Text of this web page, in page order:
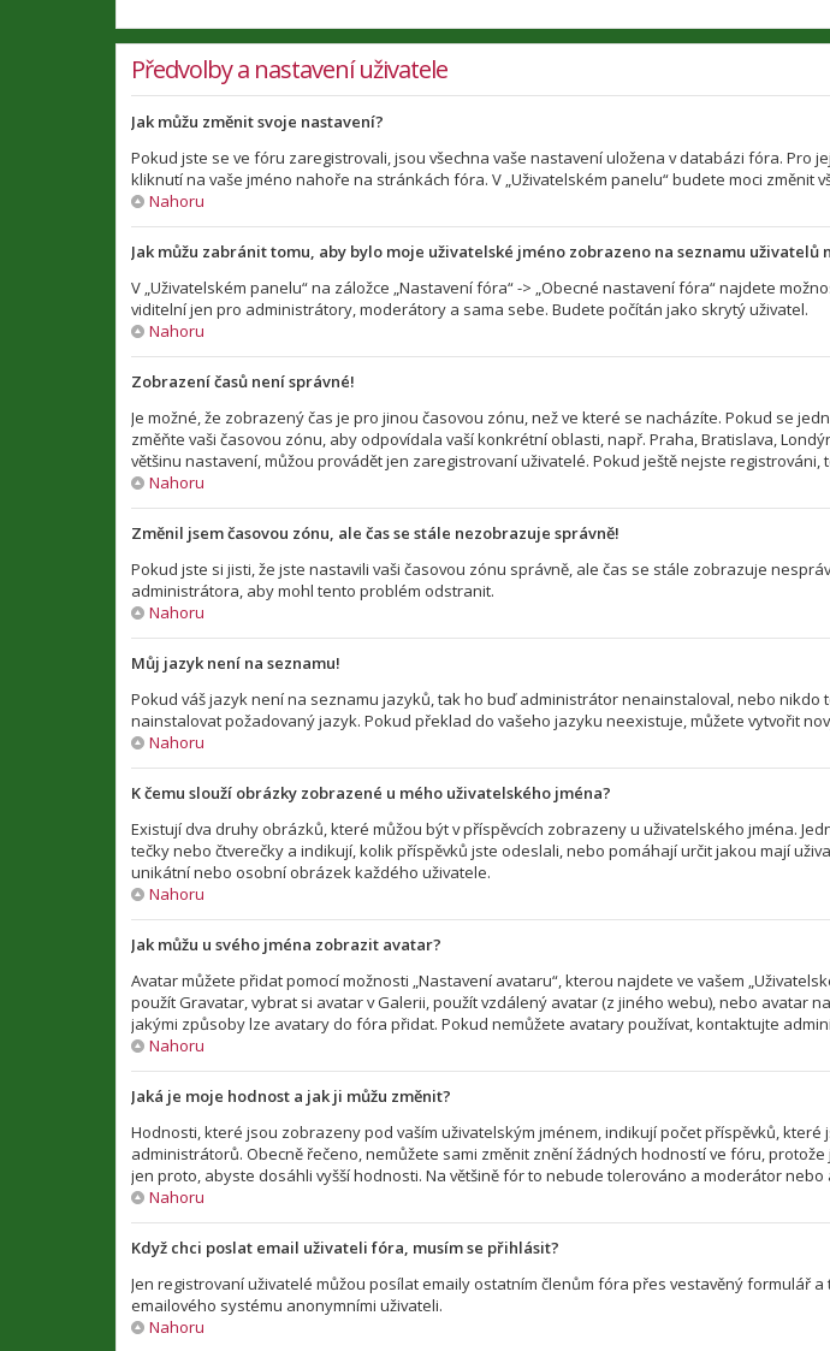
Předvolby a nastavení uživatele
Jak můžu změnit svoje nastavení?
Pokud jste se ve fóru zaregistrovali, jsou všechna vaše nastavení uložena v databázi fóra. Pro
kliknutí na vaše jméno nahoře na stránkách fóra. V „Uživatelském panelu“ budete moci změnit
Nahoru
Jak můžu zabránit tomu, aby bylo moje uživatelské jméno zobrazeno na seznamu uživatelů
V „Uživatelském panelu“ na záložce „Nastavení fóra“ -> „Obecné nastavení fóra“ najdete
viditelní jen pro administrátory, moderátory a sama sebe. Budete počítán jako skrytý uživatel.
Nahoru
Zobrazení časů není správné!
Je možné, že zobrazený čas je pro jinou časovou zónu, než ve které se nacházíte. Pokud se
změňte vaši časovou zónu, aby odpovídala vaší konkrétní oblasti, např. Praha, Bratislava,
většinu nastavení, můžou provádět jen zaregistrovaní uživatelé. Pokud ještě nejste registrováni,
Nahoru
Změnil jsem časovou zónu, ale čas se stále nezobrazuje správně!
Pokud jste si jisti, že jste nastavili vaši časovou zónu správně, ale čas se stále zobrazuje
administrátora, aby mohl tento problém odstranit.
Nahoru
Můj jazyk není na seznamu!
Pokud váš jazyk není na seznamu jazyků, tak ho buď administrátor nenainstaloval, nebo
nainstalovat požadovaný jazyk. Pokud překlad do vašeho jazyku neexistuje, můžete vytvořit
Nahoru
K čemu slouží obrázky zobrazené u mého uživatelského jména?
Existují dva druhy obrázků, které můžou být v příspěvcích zobrazeny u uživatelského jména.
tečky nebo čtverečky a indikují, kolik příspěvků jste odeslali, nebo pomáhají určit jakou mají
unikátní nebo osobní obrázek každého uživatele.
Nahoru
Jak můžu u svého jména zobrazit avatar?
Avatar můžete přidat pomocí možnosti „Nastavení avataru“, kterou najdete ve vašem
použít Gravatar, vybrat si avatar v Galerii, použít vzdálený avatar (z jiného webu), nebo
jakými způsoby lze avatary do fóra přidat. Pokud nemůžete avatary používat, kontaktujte
Nahoru
Jaká je moje hodnost a jak ji můžu změnit?
Hodnosti, které jsou zobrazeny pod vaším uživatelským jménem, indikují počet příspěvků,
administrátorů. Obecně řečeno, nemůžete sami změnit znění žádných hodností ve fóru,
jen proto, abyste dosáhli vyšší hodnosti. Na většině fór to nebude tolerováno a moderátor
Nahoru
Když chci poslat email uživateli fóra, musím se přihlásit?
Jen registrovaní uživatelé můžou posílat emaily ostatním členům fóra přes vestavěný formulář
emailového systému anonymními uživateli.
Nahoru